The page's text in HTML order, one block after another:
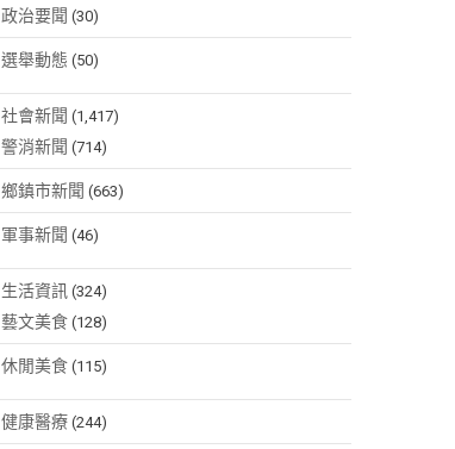
政治要聞 (30)
選舉動態 (50)
社會新聞 (1,417)
警消新聞 (714)
鄉鎮市新聞 (663)
軍事新聞 (46)
生活資訊 (324)
藝文美食 (128)
休閒美食 (115)
健康醫療 (244)